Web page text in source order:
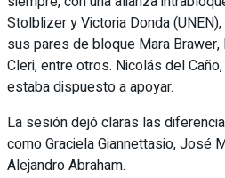
Stolblizer y Victoria Donda
sus pares de bloque Mara
Cleri, entre otros. Nicolás del
estaba dispuesto a apoyar.
La sesión dejó claras las
como Graciela Giannettasio, José
Alejandro Abraham.